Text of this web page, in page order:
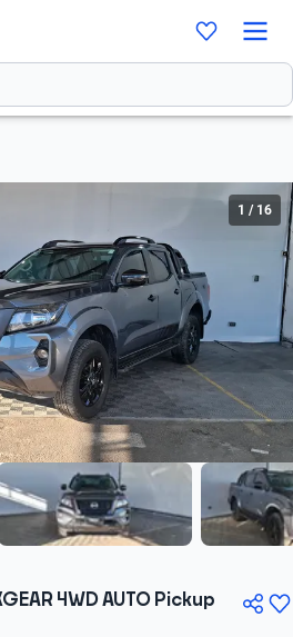
1 / 16
4WD AUTO Pickup